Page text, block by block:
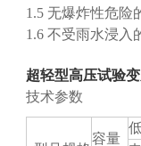
1.5 无爆炸性危险
1.6 不受雨水浸入
超轻型高压试验
技术参数
容量